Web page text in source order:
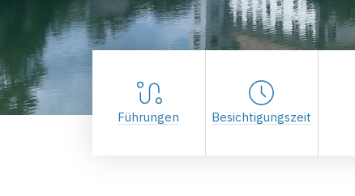
Führungen Besichtigungszeit